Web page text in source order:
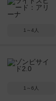
1～4人
1～6人